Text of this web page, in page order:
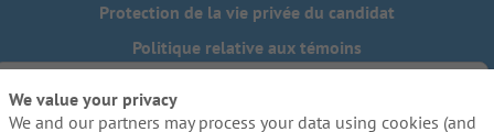
Protection de la vie privée du candidat
Politique relative aux témoins
Besoin de mesures d'adaptation raisonnables pour
We value your privacy
We and our partners may process your data using cookies (and